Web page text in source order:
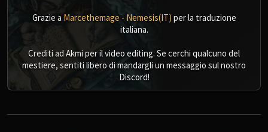
Grazie a Marcethemage - Nemesis(IT) per la traduzione
italiana.
Crediti ad Akmi per il video editing. Se cerchi qualcuno del
mestiere, sentiti libero di mandargli un messaggio sul nostro
Discord!